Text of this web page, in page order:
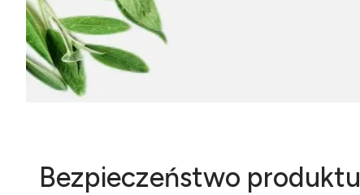
Bezpieczeństwo produktu